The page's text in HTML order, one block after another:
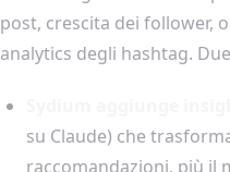
post, crescita dei follower,
analytics degli hashtag.
su Claude) che
raccomandazioni, più il